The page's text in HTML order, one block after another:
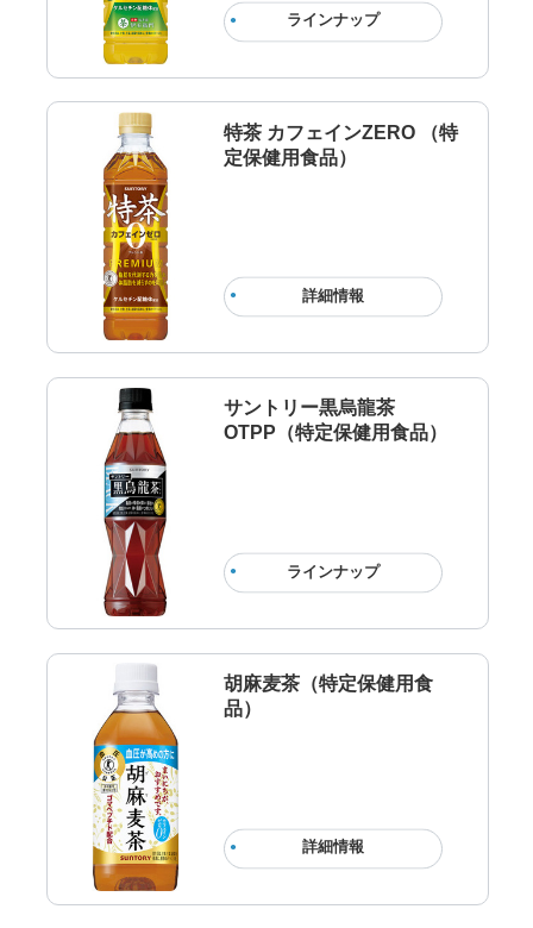
ラインナップ
特茶 カフェインZERO （特
定保健用食品）
詳細情報
サントリー黒烏龍茶
OTPP（特定保健用食品）
ラインナップ
胡麻麦茶（特定保健用食
品）
詳細情報